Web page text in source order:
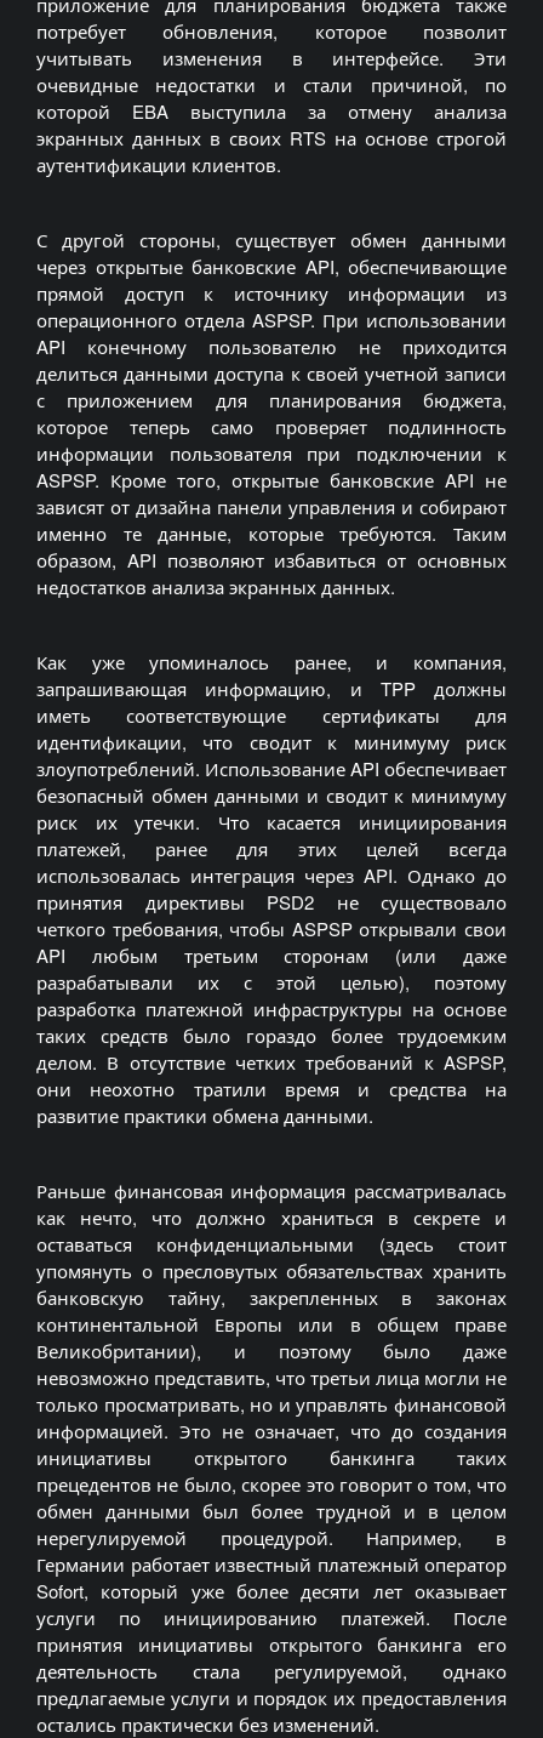
потребует обновления, которое позволит
учитывать изменения в интерфейсе. Эти
очевидные недостатки и стали причиной, по
которой EBA выступила за отмену анализа
экранных данных в своих RTS на основе строгой
аутентификации клиентов.
С другой стороны, существует обмен данными
через открытые банковские API, обеспечивающие
прямой доступ к источнику информации из
операционного отдела ASPSP. При использовании
API конечному пользователю не приходится
делиться данными доступа к своей учетной записи
с приложением для планирования бюджета,
которое теперь само проверяет подлинность
информации пользователя при подключении к
ASPSP. Кроме того, открытые банковские API не
зависят от дизайна панели управления и собирают
именно те данные, которые требуются. Таким
образом, API позволяют избавиться от основных
недостатков анализа экранных данных.
Как уже упоминалось ранее, и компания,
запрашивающая информацию, и TPP должны
иметь соответствующие сертификаты для
идентификации, что сводит к минимуму риск
злоупотреблений. Использование API обеспечивает
безопасный обмен данными и сводит к минимуму
риск их утечки. Что касается инициирования
платежей, ранее для этих целей всегда
использовалась интеграция через API. Однако до
принятия директивы PSD2 не существовало
четкого требования, чтобы ASPSP открывали свои
API любым третьим сторонам (или даже
разрабатывали их с этой целью), поэтому
разработка платежной инфраструктуры на основе
таких средств было гораздо более трудоемким
делом. В отсутствие четких требований к ASPSP,
они неохотно тратили время и средства на
развитие практики обмена данными.
Раньше финансовая информация рассматривалась
как нечто, что должно храниться в секрете и
оставаться конфиденциальными (здесь стоит
упомянуть о пресловутых обязательствах хранить
банковскую тайну, закрепленных в законах
континентальной Европы или в общем праве
Великобритании), и поэтому было даже
невозможно представить, что третьи лица могли не
только просматривать, но и управлять финансовой
информацией. Это не означает, что до создания
инициативы открытого банкинга таких
прецедентов не было, скорее это говорит о том, что
обмен данными был более трудной и в целом
нерегулируемой процедурой. Например, в
Германии работает известный платежный оператор
Sofort, который уже более десяти лет оказывает
услуги по инициированию платежей. После
принятия инициативы открытого банкинга его
деятельность стала регулируемой, однако
предлагаемые услуги и порядок их предоставления
остались практически без изменений.